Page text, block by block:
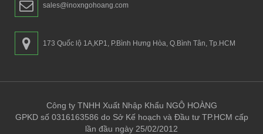
sales@inoxngohoang.com
173 Quốc lộ 1A,KP1, P.Bình Hưng Hòa, Q.Bình Tân, Tp.HCM
Công ty TNHH Xuất Nhập Khẩu NGÔ HOÀNG
GPKD số 0316163586 do Sở Kế hoạch và Đầu tư TP.HCM cấp
lần đầu ngày 25/02/2012